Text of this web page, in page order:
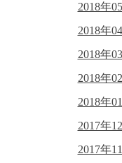
2018年
2018年
2018年
2018年
2018年
2017年
2017年